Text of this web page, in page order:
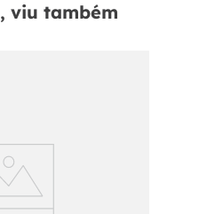
viu também